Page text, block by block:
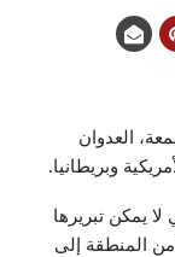
العدوان
وبريطانيا.
يمكن تبريرها
المنطقة إلى